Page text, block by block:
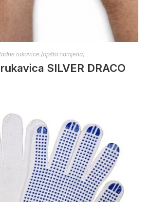
rukavice (opšta namjena)
SILVER DRACO